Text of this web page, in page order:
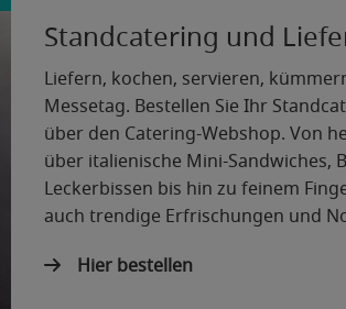
Standcatering und
Liefern, kochen, servieren,
Messetag. Bestellen Sie Ihr
über den Catering-Webshop. Von
über italienische Mini-Sandwiches,
Leckerbissen bis hin zu feinem
auch trendige Erfrischungen und
Hier bestellen